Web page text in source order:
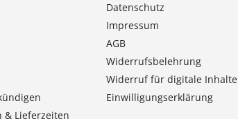
& Lieferzeiten
Datenschutz
Impressum
AGB
Widerrufsbelehrung
Widerruf für digitale Inhalte
Einwilligungserklärung